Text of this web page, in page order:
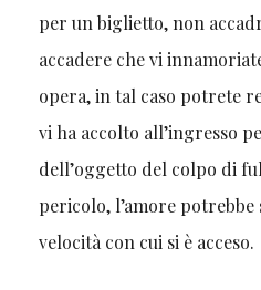
per un biglietto, non
accadere che vi
opera, in tal caso potrete
vi ha accolto all’ingresso
dell’oggetto del colpo di
pericolo, l’amore potrebbe
velocità con cui si è acceso.